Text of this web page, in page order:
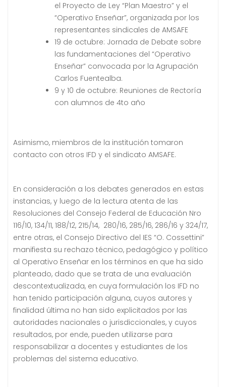
el Proyecto de Ley “Plan Maestro” y el
“Operativo Enseñar”, organizada por los
representantes sindicales de AMSAFE
19 de octubre: Jornada de Debate sobre
las fundamentaciones del “Operativo
Enseñar” convocada por la Agrupación
Carlos Fuentealba.
9 y 10 de octubre: Reuniones de Rectoría
con alumnos de 4to año
Asimismo, miembros de la institución tomaron
contacto con otros IFD y el sindicato AMSAFE.
En consideración a los debates generados en estas
instancias, y luego de la lectura atenta de las
Resoluciones del Consejo Federal de Educación Nro
116/10, 134/11, 188/12, 215/14, 280/16, 285/16, 286/16 y 324/17,
entre otras, el Consejo Directivo del IES “O. Cossettini”
manifiesta su rechazo técnico, pedagógico y político
al Operativo Enseñar en los términos en que ha sido
planteado, dado que se trata de una evaluación
descontextualizada, en cuya formulación los IFD no
han tenido participación alguna, cuyos autores y
finalidad última no han sido explicitados por las
autoridades nacionales o jurisdiccionales, y cuyos
resultados, por ende, pueden utilizarse para
responsabilizar a docentes y estudiantes de los
problemas del sistema educativo.